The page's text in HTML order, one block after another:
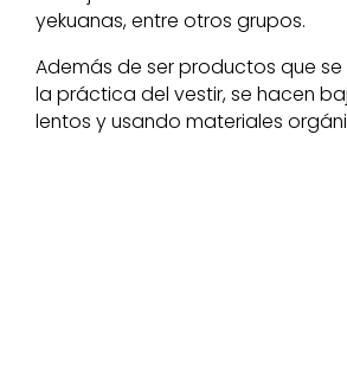
yekuanas, entre otros grupos.
Además de ser productos que
la práctica del vestir, se hacen
lentos y usando materiales